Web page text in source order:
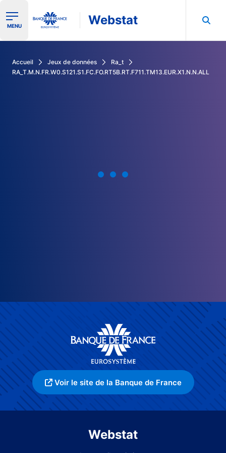
Ouvrir le menu de navigation
MENU Webstat
Accueil Jeux de données
Ra_t
RA_T.M.N.FR.W0.S121.S1.FC.FO.RT5B.RT.F711.TM13.EUR.X1.N.N.ALL
Voir le site de la Banque de France
Webstat